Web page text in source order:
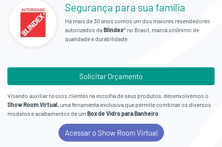
Segurança para sua família
Há mais de 30 anos somos um dos maiores revendedores
autorizados daBlindex® no Brasil, marca sinônimo de
qualidade e durabilidade.
Solicitar Orçamento
Visando auxiliar nossos clientes na escolha de seus produtos, desenvolvemos o
Show Room Virtual , uma ferramenta exclusiva que permite combinar os diversos
modelos e acabamentos de um Box de Vidro para Banheiro
Acessar o Show Room Virtual